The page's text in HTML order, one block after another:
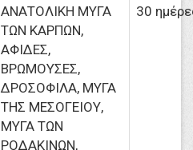
ΑΝΑΤΟΛΙΚΗ ΜΥΓΑ
ΤΩΝ ΚΑΡΠΩΝ,
ΑΦΙΔΕΣ,
ΒΡΩΜΟΥΣΕΣ,
ΔΡΟΣΟΦΙΛΑ, ΜΥΓΑ
ΤΗΣ ΜΕΣΟΓΕΙΟΥ,
ΜΥΓΑ ΤΩΝ
ΡΟΔΑΚΙΝΩΝ,
30